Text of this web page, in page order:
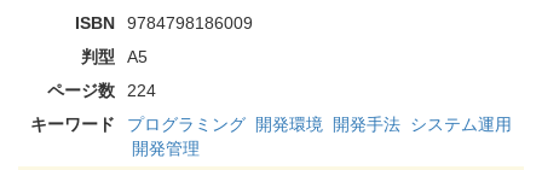
ISBN
9784798186009
判型
A5
ページ数
224
キーワード
プログラミング 開発環境 開発手法 システム運用
開発管理